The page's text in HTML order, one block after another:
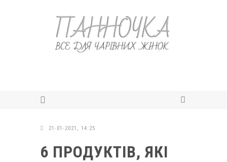
21-01-2021, 14:25
6 ПРОДУКТІВ, ЯКІ